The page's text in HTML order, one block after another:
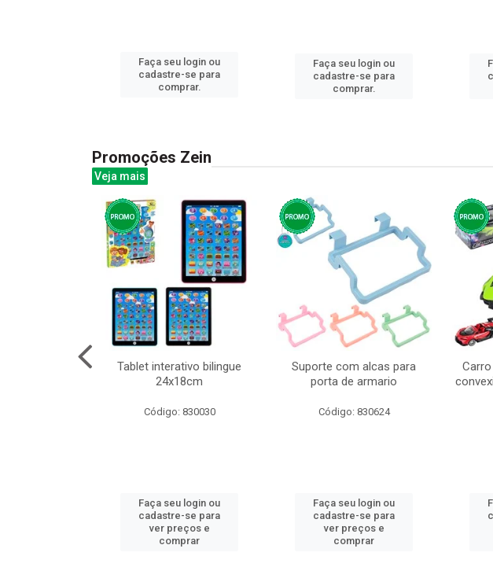
Faça seu login ou
cadastre-se para
comprar.
Faça seu login ou
cadastre-se para
comprar.
Promoções Zein
Veja mais
Tablet interativo bilingue
24x18cm
Código: 830030
Faça seu login ou
cadastre-se para
ver preços e
comprar
Suporte com alcas para
porta de armario
Código: 830624
Faça seu login ou
cadastre-se para
ver preços e
comprar